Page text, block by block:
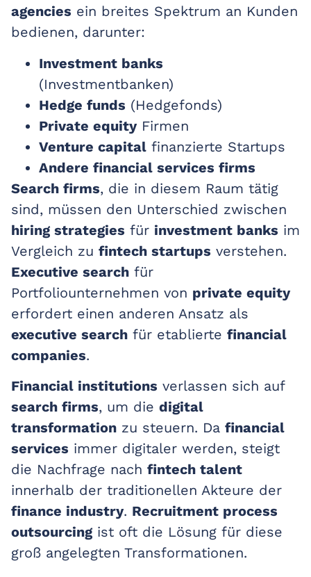
agencies ein breites Spektrum an Kunden
bedienen, darunter:
Investment banks
(Investmentbanken)
Hedge funds (Hedgefonds)
Private equityFirmen
Venture capital finanzierte Startups
Andere financial services firms
Search firms, die in diesem Raum tätig
sind, müssen den Unterschied zwischen
hiring strategies für investment banks im
Vergleich zu fintech startups verstehen.
Executive search für
Portfoliounternehmen von private equity
erfordert einen anderen Ansatz als
executive search für etablierte financial
companies.
Financial institutions verlassen sich auf
search firms, um die digital
transformation zu steuern. Da financial
services immer digitaler werden, steigt
die Nachfrage nach fintech talent
innerhalb der traditionellen Akteure der
finance industry. Recruitment process
outsourcing ist oft die Lösung für diese
groß angelegten Transformationen.